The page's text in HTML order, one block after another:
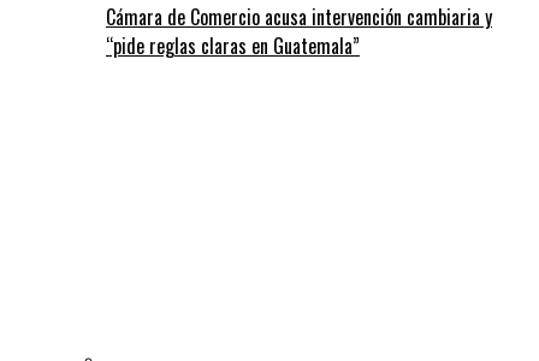
Cámara de Comercio acusa intervención cambiaria y
“pide reglas claras en Guatemala”